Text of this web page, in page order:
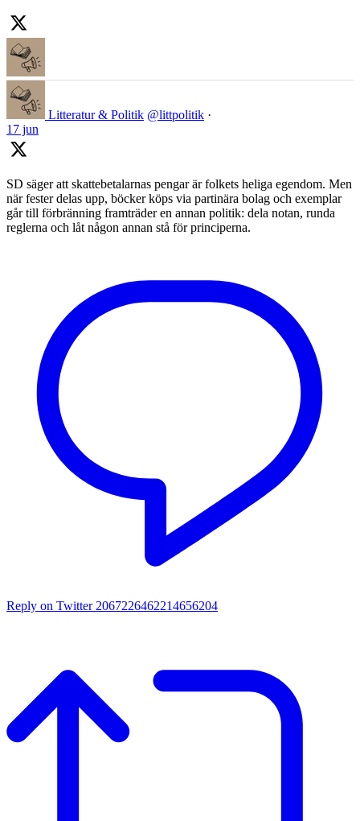
Litteratur & Politik @littpolitik ·
17 jun
SD säger att skattebetalarnas pengar är folkets heliga egendom. Men
när fester delas upp, böcker köps via partinära bolag och exemplar
går till förbränning framträder en annan politik: dela notan, runda
reglerna och låt någon annan stå för principerna.
Reply on Twitter 2067226462214656204